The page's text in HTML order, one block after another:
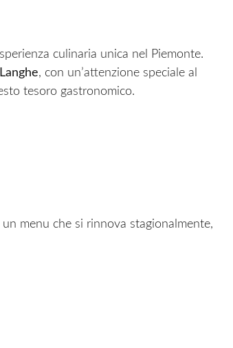
culinaria unica nel Piemonte.
, con un’attenzione speciale al
tesoro gastronomico.
menu che si rinnova stagionalmente,